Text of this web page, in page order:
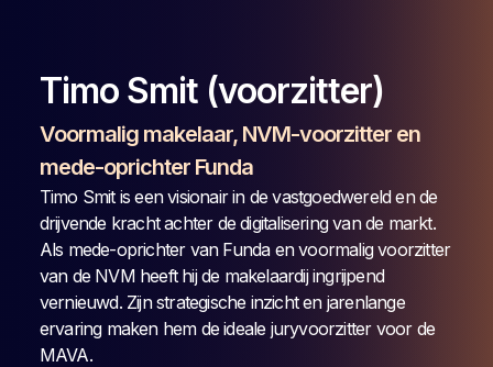
Timo Smit (voorzitter)
Voormalig makelaar, NVM-voorzitter en
mede-oprichter Funda
Timo Smit is een visionair in de vastgoedwereld en de
drijvende kracht achter de digitalisering van de markt.
Als mede-oprichter van Funda en voormalig voorzitter
van de NVM heeft hij de makelaardij ingrijpend
vernieuwd. Zijn strategische inzicht en jarenlange
ervaring maken hem de ideale juryvoorzitter voor de
MAVA.